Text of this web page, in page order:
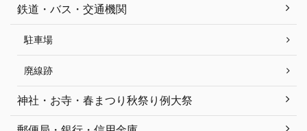
鉄道・バス・交通機関
駐車場
廃線跡
神社・お寺・春まつり秋祭り例大祭